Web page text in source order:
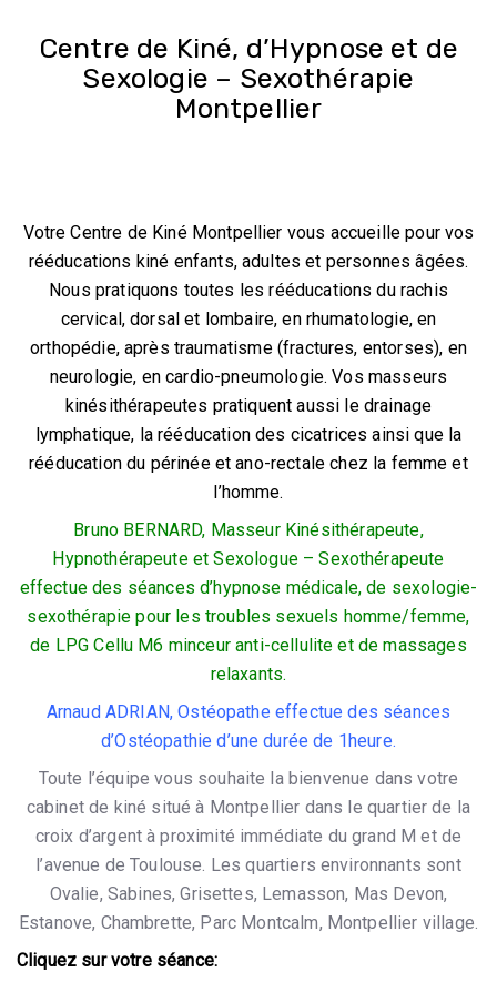
Centre de Kiné, d’Hypnose et de
Sexologie – Sexothérapie
Montpellier
Votre Centre de Kiné Montpellier vous accueille pour vos
rééducations kiné enfants, adultes et personnes âgées.
Nous pratiquons toutes les rééducations du rachis
cervical, dorsal et lombaire, en rhumatologie, en
orthopédie, après traumatisme (fractures, entorses), en
neurologie, en cardio-pneumologie. Vos masseurs
kinésithérapeutes pratiquent aussi le drainage
lymphatique, la rééducation des cicatrices ainsi que la
rééducation du périnée et ano-rectale chez la femme et
l’homme.
Bruno BERNARD, Masseur Kinésithérapeute,
Hypnothérapeute et Sexologue – Sexothérapeute
effectuedes séances d’hypnose médicale, de sexologie-
sexothérapie pour les troubles sexuels homme/femme,
de LPG Cellu M6 minceur anti-cellulite et de massages
relaxants.
Arnaud ADRIAN, Ostéopathe effectue des séances
d’Ostéopathie d’une durée de 1heure.
Toute l’équipe vous souhaite la bienvenue dans votre
cabinet de kiné situé à Montpellier dans le quartier de la
croix d’argent à proximité immédiate du grand M et de
l’avenue de Toulouse. Les quartiers environnants sont
Ovalie, Sabines, Grisettes, Lemasson, Mas Devon,
Estanove, Chambrette, Parc Montcalm, Montpellier village.
Cliquez sur votre séance: